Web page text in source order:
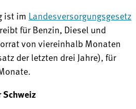
ist im Landesversorgungsgesetz
für Benzin, Diesel und
von viereinhalb Monaten
der letzten drei Jahre), für